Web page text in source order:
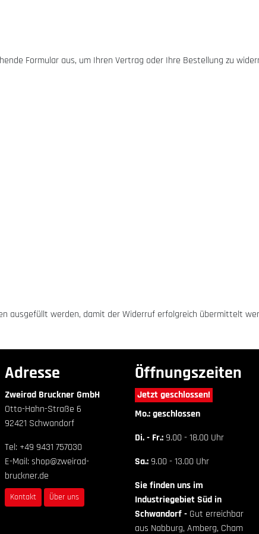
Formular aus, um Ihren Vertrag oder Ihre Bestellung zu
ausgefüllt werden, damit der Widerruf erfolgreich übermittelt
Adresse
Zweirad Bruckner GmbH
Otto-Hahn-Straße 6
92421 Schwandorf
Tel: +49 9431 757030
E-Mail: shop@zweirad-
bruckner.de
Kontakt Über uns
Öffnungszeiten
Jetzt geschlossen!
Mo.: geschlossen
Di. - Fr.:9.00 - 18.00 Uhr
Sa.:9.00 - 13.00 Uhr
Sie finden uns im
Industriegebiet Süd in
Schwandorf - Gut erreichbar
aus Nabburg, Amberg, Cham